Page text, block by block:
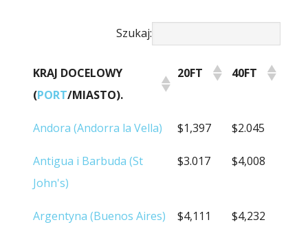
Szukaj:
KRAJ DOCELOWY
(PORT/MIASTO).
20FT 40FT
KRAJ DOCELOWY
20FT 40FT
Andora (Andorra la Vella) $1,397 $2.045
Antigua i Barbuda (St
John's)
$3.017 $4,008
Argentyna (Buenos Aires) $4,111 $4,232